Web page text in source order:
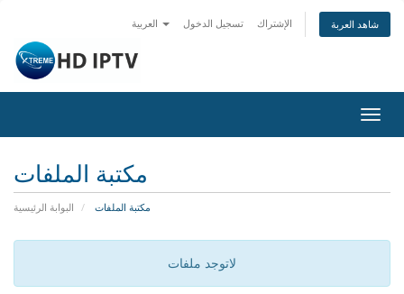
تسجيل الدخول الإشتراك شاهد العربة
تبديل
التنقل
مكتبة الملفات
البوابة الرئيسية مكتبة الملفات
لاتوجد ملفات